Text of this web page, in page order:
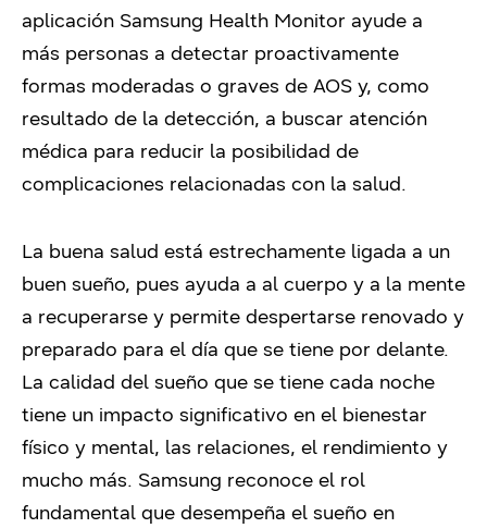
aplicación Samsung Health Monitor ayude a
más personas a detectar proactivamente
formas moderadas o graves de AOS y, como
resultado de la detección, a buscar atención
médica para reducir la posibilidad de
complicaciones relacionadas con la salud.
La buena salud está estrechamente ligada a un
buen sueño, pues ayuda a al cuerpo y a la mente
a recuperarse y permite despertarse renovado y
preparado para el día que se tiene por delante.
La calidad del sueño que se tiene cada noche
tiene un impacto significativo en el bienestar
físico y mental, las relaciones, el rendimiento y
mucho más. Samsung reconoce el rol
fundamental que desempeña el sueño en